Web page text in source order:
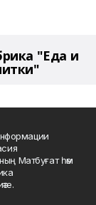
"Еда и
Матбуғат һәм